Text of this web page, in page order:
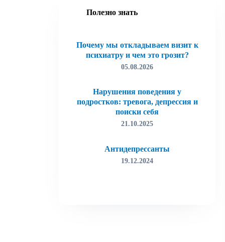
Полезно знать
Почему мы откладываем визит к
психиатру и чем это грозит?
05.08.2026
Нарушения поведения у
подростков: тревога, депрессия и
поиски себя
21.10.2025
Антидепрессанты
19.12.2024